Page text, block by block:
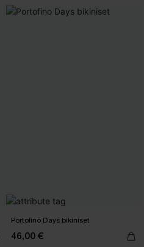
Portofino Days bikiniset
46,00 €